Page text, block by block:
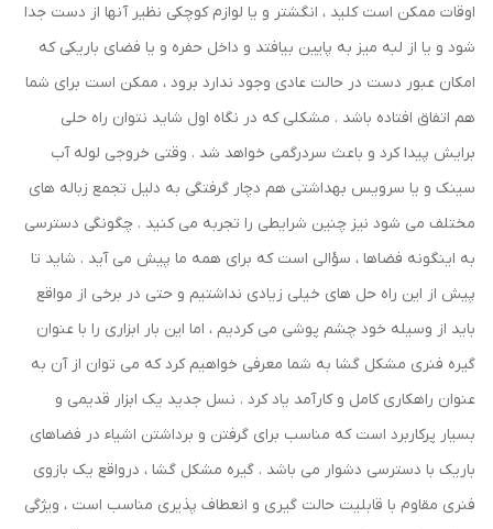
اوقات ممکن است کلید ، انگشتر و یا لوازم کوچکی نظیر آنها از دست جدا
شود و یا از لبه میز به پایین بیافتد و داخل حفره و یا فضای باریکی که
امکان عبور دست در حالت عادی وجود ندارد برود ، ممکن است برای شما
هم اتفاق افتاده باشد . مشکلی که در نگاه اول شاید نتوان راه حلی
برایش پیدا کرد و باعث سردرگمی خواهد شد . وقتی خروجی لوله آب
سینک و یا سرویس بهداشتی هم دچار گرفتگی به دلیل تجمع زباله های
مختلف می شود نیز چنین شرایطی را تجربه می کنید . چگونگی دسترسی
به اینگونه فضاها ، سؤالی است که برای همه ما پیش می آید . شاید تا
پیش از این راه حل های خیلی زیادی نداشتیم و حتی در برخی از مواقع
باید از وسیله خود چشم پوشی می کردیم ، اما این بار ابزاری را با عنوان
گیره فنری مشکل گشا به شما معرفی خواهیم کرد که می توان از آن به
عنوان راهکاری کامل و کارآمد یاد کرد . نسل جدید یک ابزار قدیمی و
بسیار پرکاربرد است که مناسب برای گرفتن و برداشتن اشیاء در فضاهای
باریک با دسترسی دشوار می باشد . گیره مشکل گشا ، درواقع یک بازوی
فنری مقاوم با قابلیت حالت گیری و انعطاف پذیری مناسب است ، ویژگی